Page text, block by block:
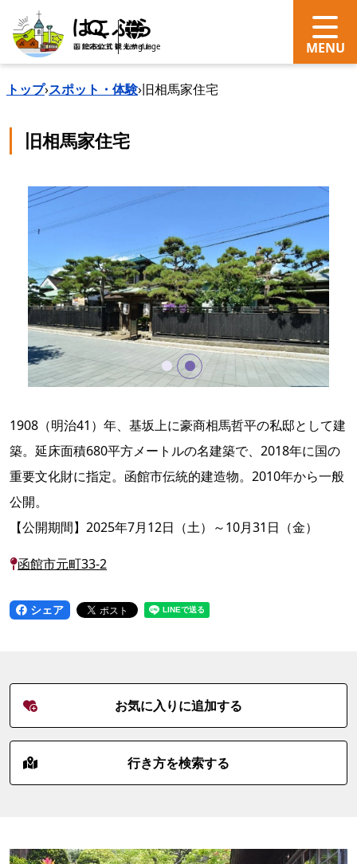
search Language
トップ›スポット・体験›旧相馬家住宅
旧相馬家住宅
1908（明治41）年、基坂上に豪商相馬哲平の私邸として建
築。延床面積680平方メートルの名建築で、2018年に国の
重要文化財に指定。函館市伝統的建造物。2010年から一般
公開。
【公開期間】2025年7月12日（土）～10月31日（金）
函館市元町33-2
シェア
お気に入りに追加する
行き方を検索する